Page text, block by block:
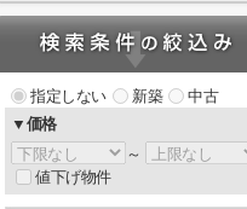
指定しない 新築
中古
▼価格
～
値下げ物件